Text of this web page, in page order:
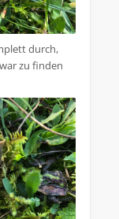
durch,
zu finden